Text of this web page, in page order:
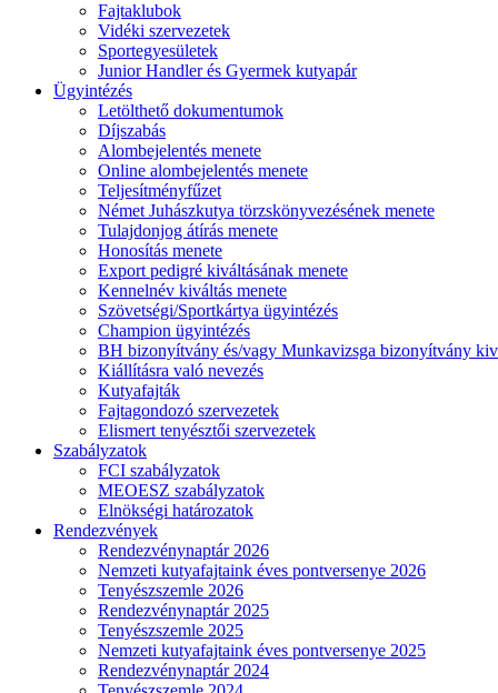
Fajtaklubok
Vidéki szervezetek
Sportegyesületek
Junior Handler és Gyermek kutyapár
Ügyintézés
Letölthető dokumentumok
Díjszabás
Alombejelentés menete
Online alombejelentés menete
Teljesítményfűzet
Német Juhászkutya törzskönyvezésének menete
Tulajdonjog átírás menete
Honosítás menete
Export pedigré kiváltásának menete
Kennelnév kiváltás menete
Szövetségi/Sportkártya ügyintézés
Champion ügyintézés
BH bizonyítvány és/vagy Munkavizsga bizonyítvány
Kiállításra való nevezés
Kutyafajták
Fajtagondozó szervezetek
Elismert tenyésztői szervezetek
Szabályzatok
FCI szabályzatok
MEOESZ szabályzatok
Elnökségi határozatok
Rendezvények
Rendezvénynaptár 2026
Nemzeti kutyafajtaink éves pontversenye 2026
Tenyészszemle 2026
Rendezvénynaptár 2025
Tenyészszemle 2025
Nemzeti kutyafajtaink éves pontversenye 2025
Rendezvénynaptár 2024